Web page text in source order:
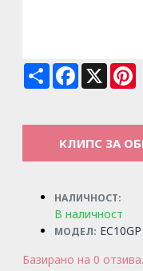
Share Facebook
X
КЛИПС ЗА
НАЛИЧНОСТ:
В наличност
МОДЕЛ: EC10GP
Базирано на 0 отзива.